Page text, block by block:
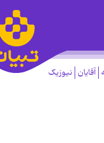
آقایان نیوزیک